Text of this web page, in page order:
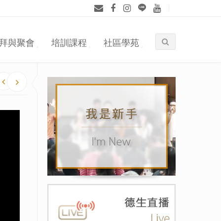
與聚會 培訓課程 社區學苑